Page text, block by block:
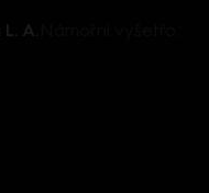
A.